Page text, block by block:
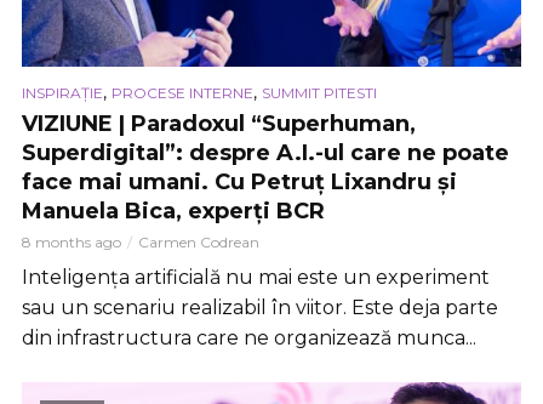
INSPIRAȚIE, PROCESE INTERNE, SUMMIT PITESTI
VIZIUNE | Paradoxul “Superhuman,
Superdigital”: despre A.I.-ul care ne poate
face mai umani. Cu Petruț Lixandru și
Manuela Bica, experți BCR
8 months ago Carmen Codrean
Inteligența artificială nu mai este un experiment
sau un scenariu realizabil în viitor. Este deja parte
din infrastructura care ne organizează munca...